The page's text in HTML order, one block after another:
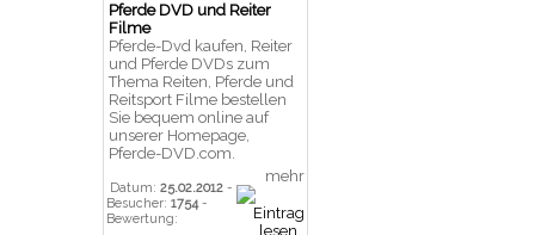
Pferde DVD und Reiter
Filme
Pferde-Dvd kaufen, Reiter
und Pferde DVDs zum
Thema Reiten, Pferde und
Reitsport Filme bestellen
Sie bequem online auf
unserer Homepage,
Pferde-DVD.com.
Datum: 25.02.2012 -
Besucher: 1754-
Bewertung:
mehr